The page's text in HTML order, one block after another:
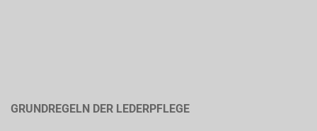
GRUNDREGELN DER LEDERPFLEGE